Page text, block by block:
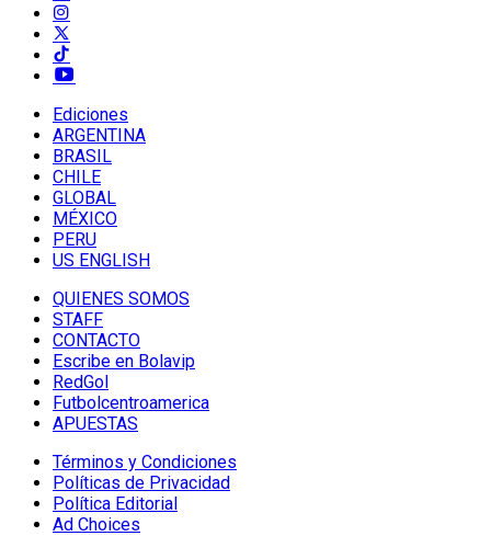
Ediciones
ARGENTINA
BRASIL
CHILE
GLOBAL
MÉXICO
PERU
US ENGLISH
QUIENES SOMOS
STAFF
CONTACTO
Escribe en Bolavip
RedGol
Futbolcentroamerica
APUESTAS
Términos y Condiciones
Políticas de Privacidad
Política Editorial
Ad Choices